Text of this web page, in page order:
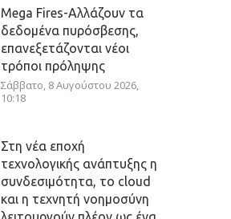
Mega Fires-Αλλάζουν τα
δεδομένα πυρόσβεσης,
επανεξετάζονται νέοι
τρόποι πρόληψης
Σάββατο, 8 Αυγούστου 2026,
10:18
Στη νέα εποχή
τεχνολογικής ανάπτυξης η
συνδεσιμότητα, το cloud
και η τεχνητή νοημοσύνη